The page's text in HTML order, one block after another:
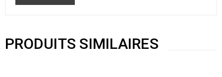
PRODUITS SIMILAIRES